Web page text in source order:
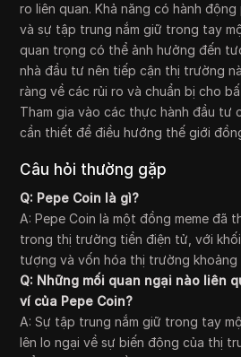
ro liên quan. Khả năng có hành
và sự tập trung nắm giữ trong tay
quan trọng có thể ảnh hưởng đến
nhà đầu tư nên tiếp cận thị trường
ràng về các rủi ro và chuẩn bị cho
Tham gia vào các thực hành đầu tư
cần thiết để điều hướng thế giới
Câu hỏi thường gặp
Q: Pepe Coin là gì?
A: Pepe Coin là một đồng meme đã
trong thị trường tiền điện tử, với
tượng và vốn hóa thị trường khoảng
Q: Những mối quan ngại nào liên
ví của Pepe Coin?
A: Sự tập trung nắm giữ trong tay
lên lo ngại về sự biến động của thị